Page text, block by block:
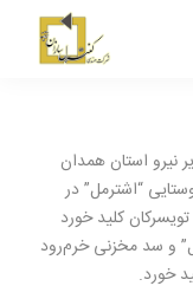
نیرو استان همدان
“اشترمل” در
کلید خورد
و سد مخزنی خرم‌رود
خورد.